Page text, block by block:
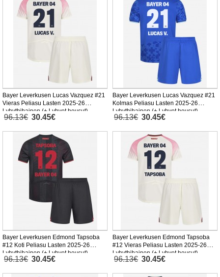
Bayer Leverkusen Lucas Vazquez #21
Vieras Peliasu Lasten 2025-26
Lyhythihainen (+ Lyhyet housut)
96.13€ 30.45€
Bayer Leverkusen Lucas Vazquez #21
Kolmas Peliasu Lasten 2025-26
Lyhythihainen (+ Lyhyet housut)
96.13€ 30.45€
Bayer Leverkusen Edmond Tapsoba
#12 Koti Peliasu Lasten 2025-26
Lyhythihainen (+ Lyhyet housut)
96.13€ 30.45€
Bayer Leverkusen Edmond Tapsoba
#12 Vieras Peliasu Lasten 2025-26
Lyhythihainen (+ Lyhyet housut)
96.13€ 30.45€